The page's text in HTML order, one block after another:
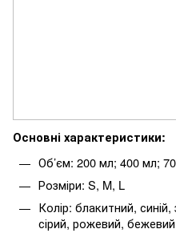
Основні характеристики:
Об’єм: 200 мл; 400 мл;
Розміри: S, M, L
Колір: блакитний,
сірий, рожевий,